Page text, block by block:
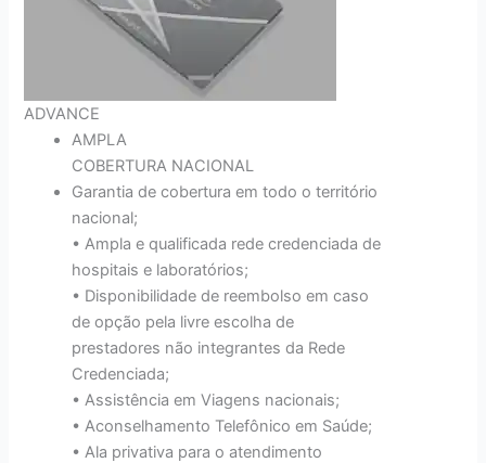
ADVANCE
AMPLA
COBERTURA NACIONAL
Garantia de cobertura em todo o território
nacional;
• Ampla e qualificada rede credenciada de
hospitais e laboratórios;
• Disponibilidade de reembolso em caso
de opção pela livre escolha de
prestadores não integrantes da Rede
Credenciada;
• Assistência em Viagens nacionais;
• Aconselhamento Telefônico em Saúde;
• Ala privativa para o atendimento